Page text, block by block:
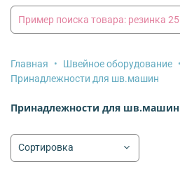
Главная
Швейное оборудование
Принадлежности для шв.машин
Принадлежности для шв.машин